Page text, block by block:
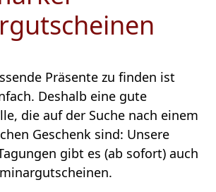
Präsente zu finden ist
Deshalb eine gute
die auf der Suche nach einem
Geschenk sind: Unsere
gibt es (ab sofort) auch